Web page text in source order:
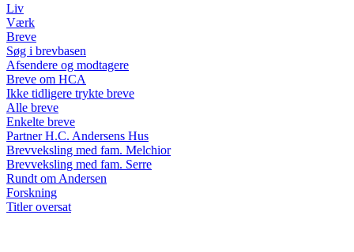
Liv
Værk
Breve
Søg i brevbasen
Afsendere og modtagere
Breve om HCA
Ikke tidligere trykte breve
Alle breve
Enkelte breve
Partner H.C. Andersens Hus
Brevveksling med fam. Melchior
Brevveksling med fam. Serre
Rundt om Andersen
Forskning
Titler oversat